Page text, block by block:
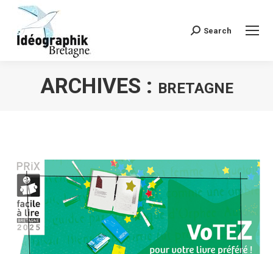
Recherche
Search
ARCHIVES : BRETAGNE